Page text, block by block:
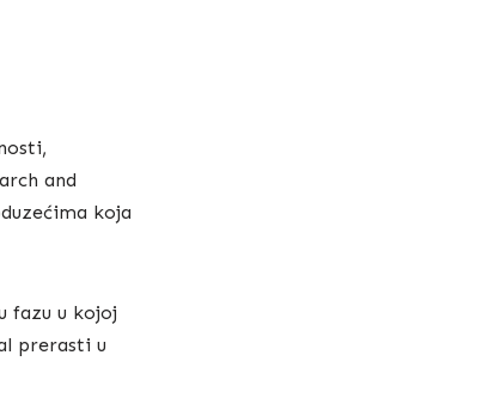
and
koja
fazu u kojoj
prerasti u